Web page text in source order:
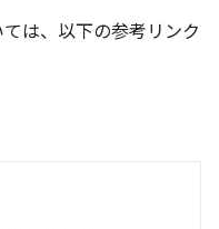
は、以下の参考リンク